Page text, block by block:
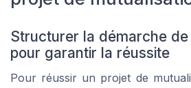
Structurer la démarche
pour garantir la réussite
Pour réussir un projet de